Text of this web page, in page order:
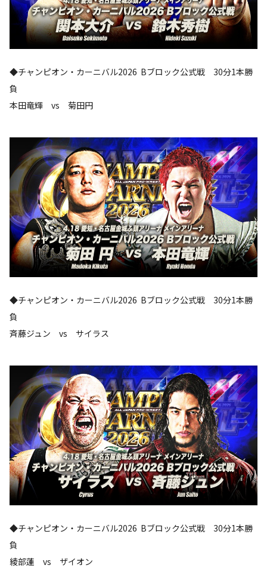
◆チャンピオン・カーニバル2026 Bブロック公式戦 30分1本勝
負
本田竜輝 vs 菊田円
◆チャンピオン・カーニバル2026 Bブロック公式戦 30分1本勝
負
斉藤ジュン vs サイラス
◆チャンピオン・カーニバル2026 Bブロック公式戦 30分1本勝
負
綾部蓮 vs ザイオン